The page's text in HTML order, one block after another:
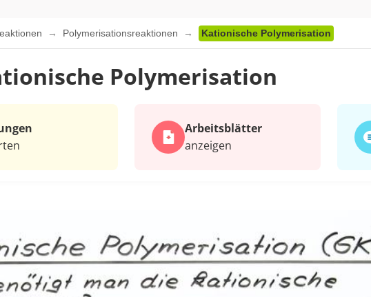
Polymerisationsreaktionen Kationische Polymerisation
Polymerisation
Arbeits­blätter
anzeigen